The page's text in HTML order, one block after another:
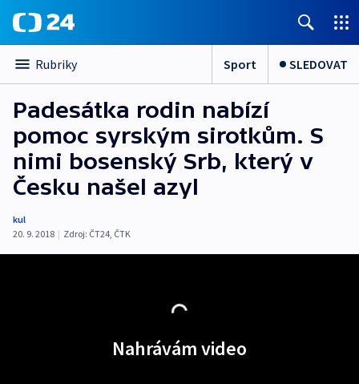
Rubriky Sport SLEDOVAT
Padesátka rodin nabízí
pomoc syrským sirotkům. S
nimi bosenský Srb, který v
Česku našel azyl
kul
20. 9. 2018 | Zdroj: ČT24, ČTK
Nahrávám video